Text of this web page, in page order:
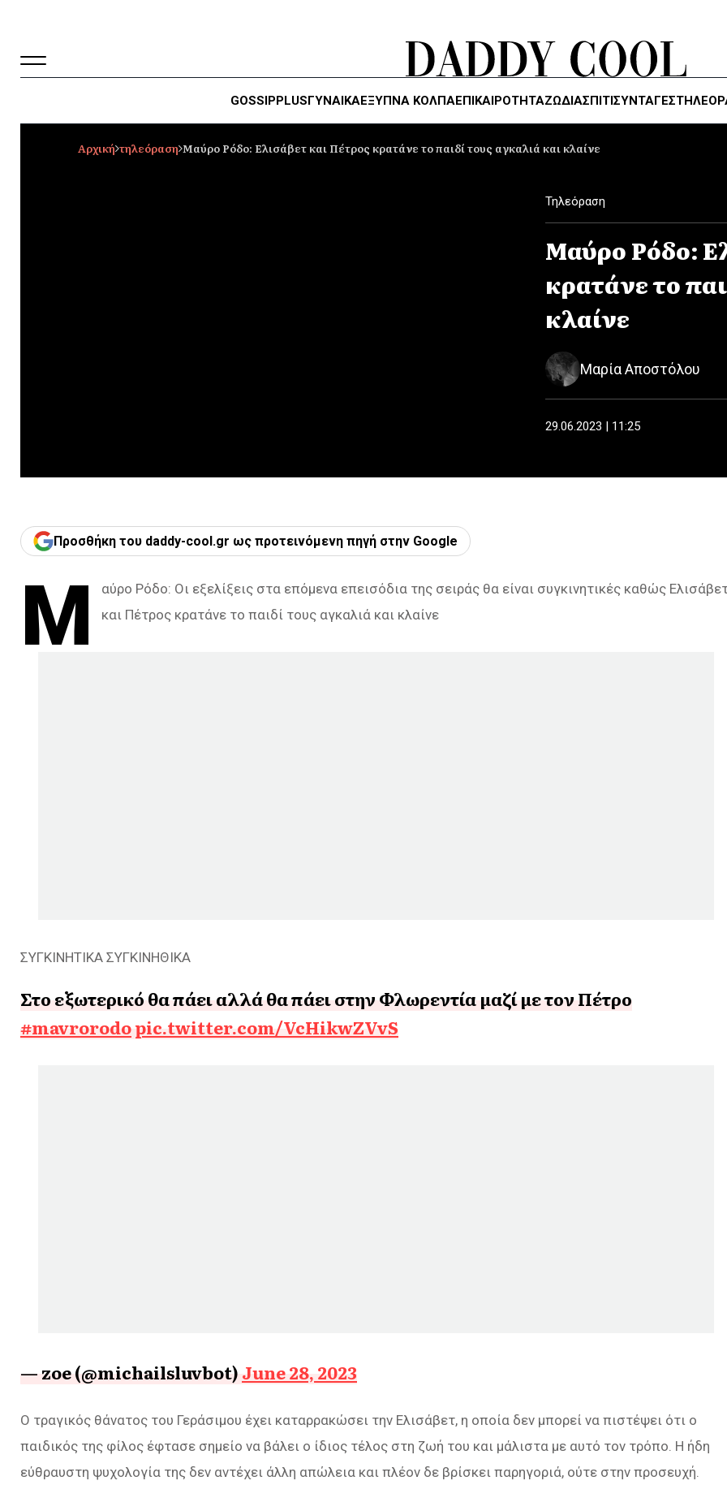
GOSSIPPLUSΓΥΝΑΙΚΑΈΞΥΠΝΑ ΚΌΛΠΑΕΠΙΚΑΙΡΟΤΗΤΑΖΏΔΙΑΣΠΙΤΙΣΥΝΤΑΓΕΣ
Αρχική τηλεόραση Μαύρο Ρόδο: Ελισάβετ και Πέτρος κρατάνε το παιδί τους αγκαλιά και κλαίνε
Τηλεόραση
Μαύρο Ρόδο:
κρατάνε το
κλαίνε
Μαρία Αποστόλου
29.06.2023 | 11:25
Προσθήκη του daddy-cool.gr ως προτεινόμενη πηγή στην Google
Μ
αύρο Ρόδο: Οι εξελίξεις στα επόμενα επεισόδια της σειράς θα είναι συγκινητικές καθώς
και Πέτρος κρατάνε το παιδί τους αγκαλιά και κλαίνε
ΣΥΓΚΙΝΗΤΙΚΑ ΣΥΓΚΙΝΗΘΙΚΑ
Στο εξωτερικό θα πάει αλλά θα πάει στην Φλωρεντία μαζί με τον Πέτρο
#mavrorodopic.twitter.com/VcHikwZVvS
— zoe (@michailsluvbot)June 28, 2023
Ο τραγικός θάνατος του Γεράσιμου έχει καταρρακώσει την Ελισάβετ, η οποία δεν μπορεί να πιστέψει ότι ο
παιδικός της φίλος έφτασε σημείο να βάλει ο ίδιος τέλος στη ζωή του και μάλιστα με αυτό τον τρόπο. Η ήδη
εύθραυστη ψυχολογία της δεν αντέχει άλλη απώλεια και πλέον δε βρίσκει παρηγοριά, ούτε στην προσευχή.